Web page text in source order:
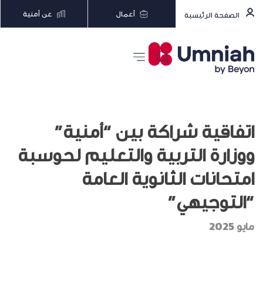
الصفحة الرئيسية أعمال عن أمنية
اتفاقية شراكة بين “أمنية”
ووزارة التربية والتعليم لحوسبة
امتحانات الثانوية العامة
“التوجيهي”
مايو 2025